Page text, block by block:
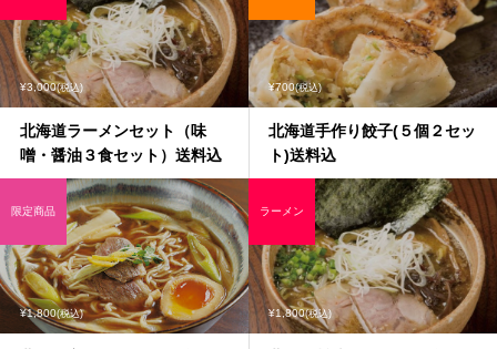
¥3,000(税込)
北海道ラーメンセット（味
噌・醤油３食セット）送料込
¥700(税込)
北海道手作り餃子(５個２セッ
ト)送料込
¥1,800(税込)
限定商品
¥1,800(税込)
ラーメン